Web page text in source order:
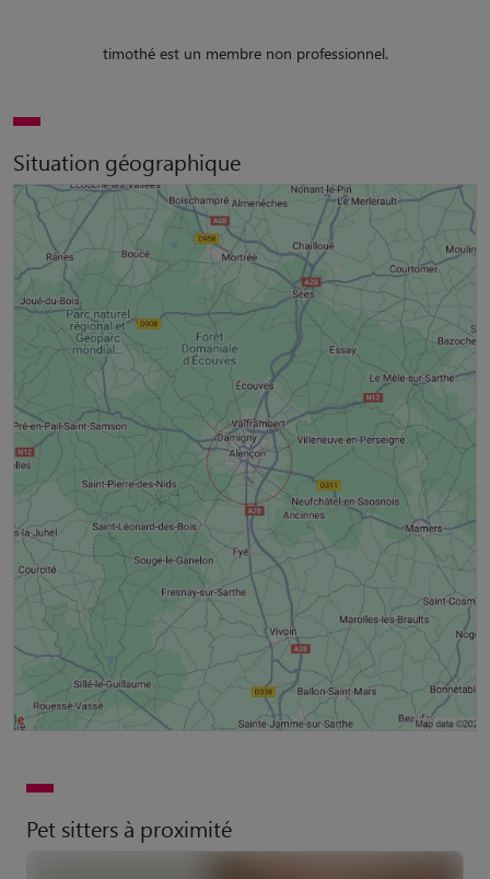
timothé est un membre non professionnel.
Situation géographique
Pet sitters à proximité